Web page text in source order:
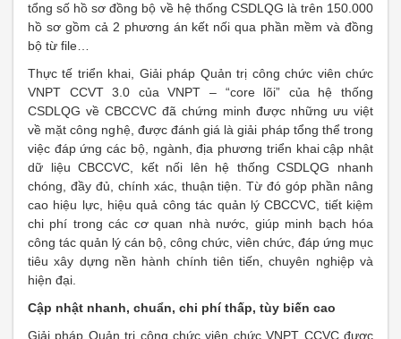
tổng số hồ sơ đồng bộ về hệ thống CSDLQG là trên 150.000
hồ sơ gồm cả 2 phương án kết nối qua phần mềm và đồng
bộ từ file…
Thực tế triển khai, Giải pháp Quản trị công chức viên chức
VNPT CCVT 3.0 của VNPT – “core lõi” của hệ thống
CSDLQG về CBCCVC đã chứng minh được những ưu việt
về mặt công nghệ, được đánh giá là giải pháp tổng thể trong
việc đáp ứng các bộ, ngành, địa phương triển khai cập nhật
dữ liệu CBCCVC, kết nối lên hệ thống CSDLQG nhanh
chóng, đầy đủ, chính xác, thuận tiện. Từ đó góp phần nâng
cao hiệu lực, hiệu quả công tác quản lý CBCCVC, tiết kiệm
chi phí trong các cơ quan nhà nước, giúp minh bạch hóa
công tác quản lý cán bộ, công chức, viên chức, đáp ứng mục
tiêu xây dựng nền hành chính tiên tiến, chuyên nghiệp và
hiện đại.
Cập nhật nhanh, chuẩn, chi phí thấp, tùy biến cao
Giải pháp Quản trị công chức viên chức VNPT CCVC được